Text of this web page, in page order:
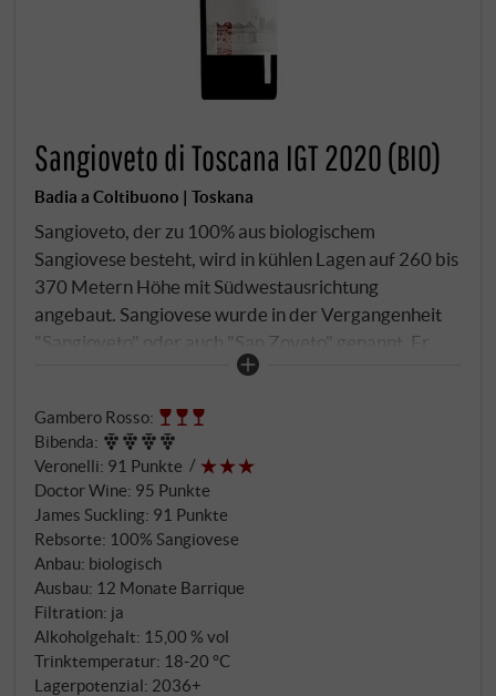
Sangioveto di Toscana IGT 2020 (BIO)
Badia a Coltibuono | Toskana
Sangioveto, der zu 100% aus biologischem
Sangiovese besteht, wird in kühlen Lagen auf 260 bis
370 Metern Höhe mit Südwestausrichtung
angebaut. Sangiovese wurde in der Vergangenheit
"Sangioveto" oder auch "San Zoveto" genannt. Er
repräsentiert einen raffinierten Ausdruck aus
sehr getreue Interpretation der toskanischen
Traube.
Gambero Rosso:
Bibenda:
Veronelli: 91 Punkte
Doctor Wine: 95 Punkte
James Suckling: 91 Punkte
Rebsorte: 100% Sangiovese
Anbau: biologisch
Ausbau: 12 Monate Barrique
Filtration: ja
Alkoholgehalt: 15,00 % vol
Trinktemperatur: 18‑20 °C
Lagerpotenzial: 2036+